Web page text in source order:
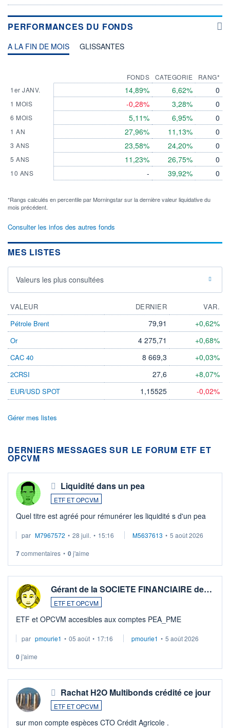
PERFORMANCES DU FONDS
A LA FIN DE MOIS GLISSANTES
1er JANV.
1 MOIS
6 MOIS
1 AN
3 ANS
5 ANS
10 ANS
FONDS
14,89%
-0,28%
5,11%
27,96%
23,58%
11,23%
-
CATEGORIE
6,62%
3,28%
6,95%
11,13%
24,20%
26,75%
39,92%
RANG*
0
0
0
0
0
0
0
*Rangs calculés en percentile par Morningstar sur la dernière valeur liquidative du
mois précédent.
Consulter les infos des autres fonds
MES LISTES
Valeurs les plus consultées
VALEUR DERNIER
VAR.
Pétrole Brent
79,91 +0,62%
Or 4 275,71 +0,68%
CAC 40 8 669,3 +0,03%
2CRSI 27,6 +8,07%
EUR/USD SPOT 1,15525 -0,02%
Gérer mes listes
DERNIERS MESSAGES SUR LE FORUM ETF ET
OPCVM
Liquidité dans un pea
ETF ET OPCVM
Quel titre est agréé pour rémunérer les liquidité s d'un pea
par M7967572 • 28 juil. • 15:16 M5637613 • 5 août 2026
7commentaires • 0j'aime
Gérant de la SOCIETE FINANCIAIRE de…
ETF ET OPCVM
ETF et OPCVM accesibles aux comptes PEA_PME
par pmourie1 • 05 août • 17:16 pmourie1 • 5 août 2026
0j'aime
Rachat H2O Multibonds crédité ce jour
ETF ET OPCVM
sur mon compte espèces CTO Crédit Agricole .